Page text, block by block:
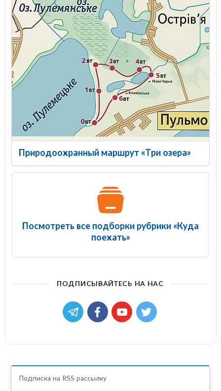
Природоохранный маршрут «Три озера»
Посмотреть все подборки рубрики «Куда
поехать»
ПОДПИСЫВАЙТЕСЬ НА НАС
Подписка на RSS рассылку